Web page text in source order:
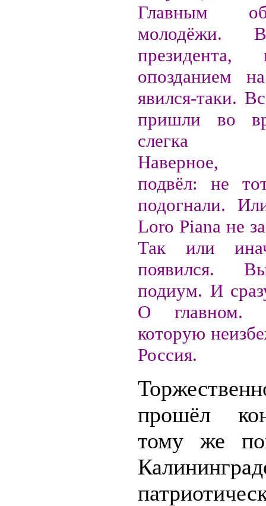
Главным
молодёжи.
опозданием
явился-таки.
пришли во
слегка
Наверное,
подвёл: не
подогнали.
Loro Piana не
Так или
появился.
подиум. И
О главном.
которую
Россия.
прошёл
тому же